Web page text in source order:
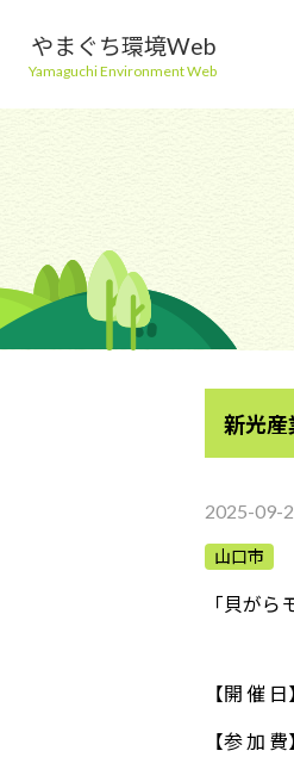
やまぐち環境Web
Yamaguchi Environment Web
新光
2025-09-
山口市
「貝がら
【開 催
【参 加